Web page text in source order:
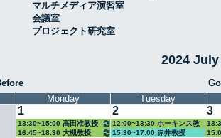
マルチメディア演習室
会議室
プロジェクト研究室
2024 July
Monday Tuesday
1
13:30~15:00 高田准教授
16:45~18:30 大槻教授
2
12:00~13:30 ホーキンス教
授
15:30~17:00 赤井教授
3